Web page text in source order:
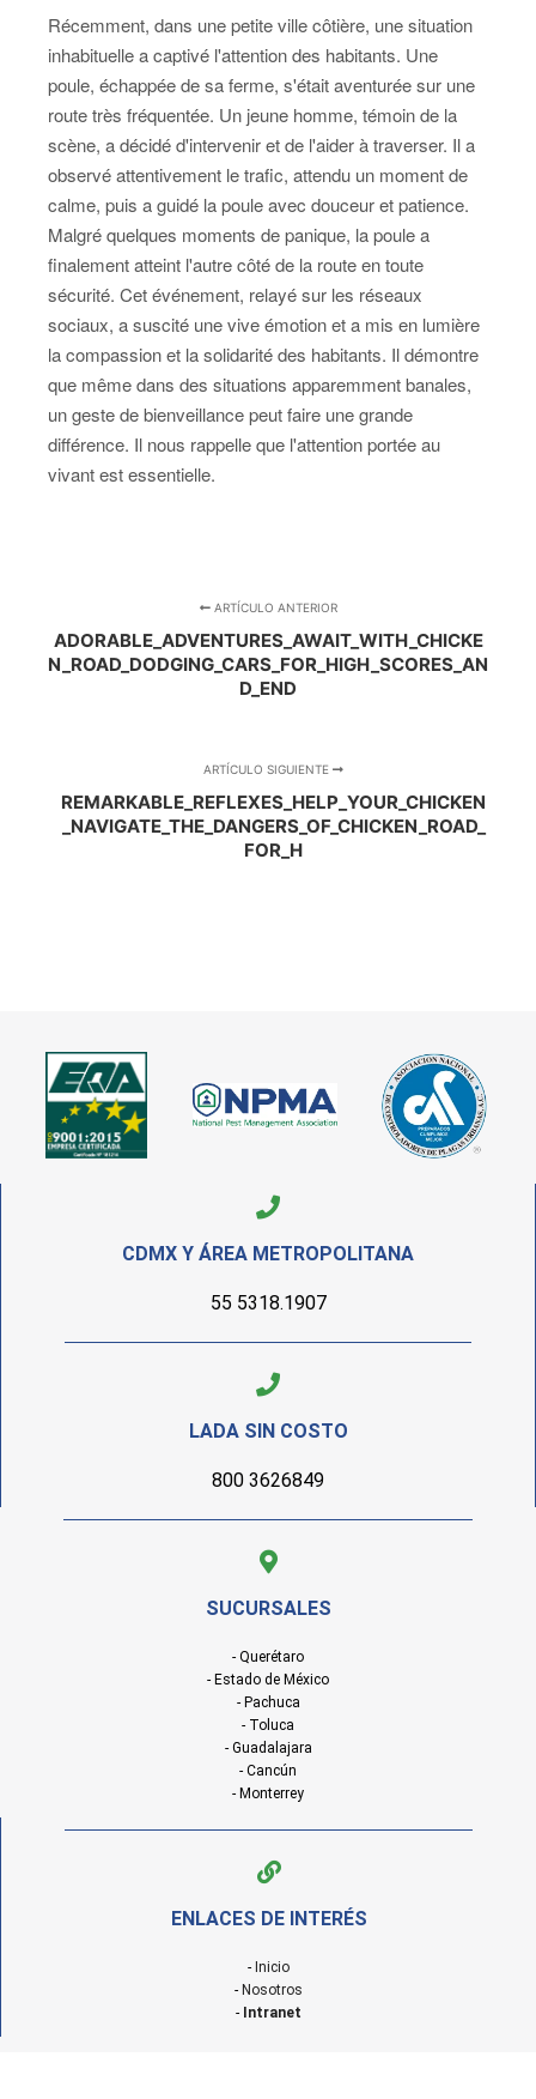
Récemment, dans une petite ville côtière, une situation
inhabituelle a captivé l'attention des habitants. Une
poule, échappée de sa ferme, s'était aventurée sur une
route très fréquentée. Un jeune homme, témoin de la
scène, a décidé d'intervenir et de l'aider à traverser. Il a
observé attentivement le trafic, attendu un moment de
calme, puis a guidé la poule avec douceur et patience.
Malgré quelques moments de panique, la poule a
finalement atteint l'autre côté de la route en toute
sécurité. Cet événement, relayé sur les réseaux
sociaux, a suscité une vive émotion et a mis en lumière
la compassion et la solidarité des habitants. Il démontre
que même dans des situations apparemment banales,
un geste de bienveillance peut faire une grande
différence. Il nous rappelle que l'attention portée au
vivant est essentielle.
ARTÍCULO ANTERIOR
ADORABLE_ADVENTURES_AWAIT_WITH_CHICKE
N_ROAD_DODGING_CARS_FOR_HIGH_SCORES_AN
D_END
ARTÍCULO SIGUIENTE
REMARKABLE_REFLEXES_HELP_YOUR_CHICKEN
_NAVIGATE_THE_DANGERS_OF_CHICKEN_ROAD_
FOR_H
CDMX Y ÁREA METROPOLITANA
55 5318.1907
LADA SIN COSTO
800 3626849
SUCURSALES
- Querétaro
- Estado de México
- Pachuca
- Toluca
- Guadalajara
- Cancún
- Monterrey
ENLACES DE INTERÉS
- Inicio
- Nosotros
- Intranet